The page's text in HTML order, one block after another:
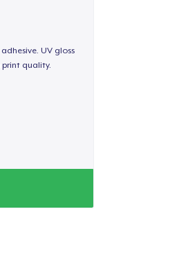
UV gloss
quality.